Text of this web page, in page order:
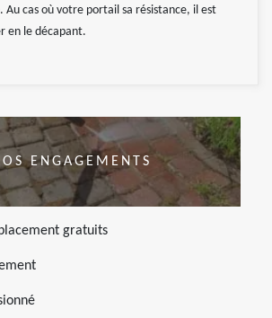
Au cas où votre portail sa résistance, il est
en le décapant.
ENGAGEMENTS
gratuits